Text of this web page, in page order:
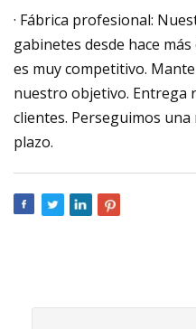
· Fábrica profesional:
gabinetes desde hace
es muy competitivo.
nuestro objetivo. Entrega
clientes. Perseguimos
plazo.